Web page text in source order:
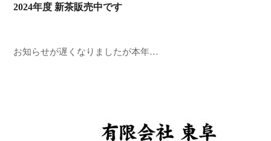
2024年度 新茶販売中です
お知らせが遅くなりましたが本年…